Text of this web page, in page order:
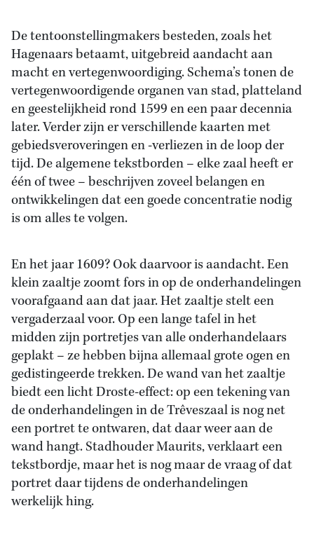
De tentoonstellingmakers besteden, zoals het
Hagenaars betaamt, uitgebreid aandacht aan
macht en vertegenwoordiging. Schema’s tonen de
vertegenwoordigende organen van stad, platteland
en geestelijkheid rond 1599 en een paar decennia
later. Verder zijn er verschillende kaarten met
gebiedsveroveringen en -verliezen in de loop der
tijd. De algemene tekstborden – elke zaal heeft er
één of twee – beschrijven zoveel belangen en
ontwikkelingen dat een goede concentratie nodig
is om alles te volgen.
En het jaar 1609? Ook daarvoor is aandacht. Een
klein zaaltje zoomt fors in op de onderhandelingen
voorafgaand aan dat jaar. Het zaaltje stelt een
vergaderzaal voor. Op een lange tafel in het
midden zijn portretjes van alle onderhandelaars
geplakt – ze hebben bijna allemaal grote ogen en
gedistingeerde trekken. De wand van het zaaltje
biedt een licht Droste-effect: op een tekening van
de onderhandelingen in de Trêveszaal is nog net
een portret te ontwaren, dat daar weer aan de
wand hangt. Stadhouder Maurits, verklaart een
tekstbordje, maar het is nog maar de vraag of dat
portret daar tijdens de onderhandelingen
werkelijk hing.